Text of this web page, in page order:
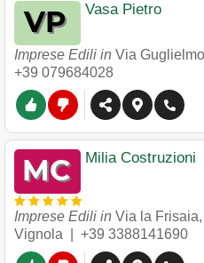
Vasa Pietro
Imprese Edili in Via
+39 079684028
Milia Costruzioni
Imprese Edili in Via la Frisaia,
Vignola
+39 3388141690